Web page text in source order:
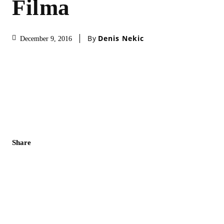
Filma
December 9, 2016 By Denis Nekic
Share